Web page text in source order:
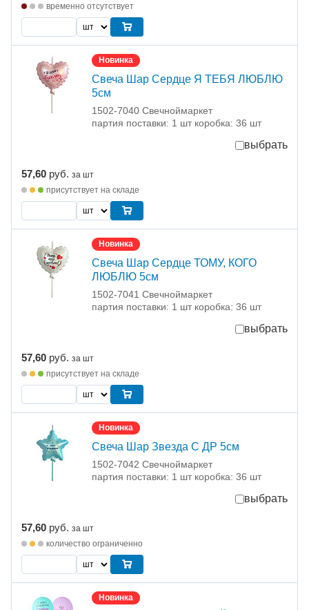
временно отсутствует
Новинка
Свеча Шар Сердце Я ТЕБЯ ЛЮБЛЮ
5см
1502-7040 Свечноймаркет
партия поставки: 1 шт коробка: 36 шт
выбрать
57,60 руб. за шт
присутствует на складе
Новинка
Свеча Шар Сердце ТОМУ, КОГО
ЛЮБЛЮ 5см
1502-7041 Свечноймаркет
партия поставки: 1 шт коробка: 36 шт
выбрать
57,60 руб. за шт
присутствует на складе
Новинка
Свеча Шар Звезда С ДР 5см
1502-7042 Свечноймаркет
партия поставки: 1 шт коробка: 36 шт
выбрать
57,60 руб. за шт
количество ограниченно
Новинка